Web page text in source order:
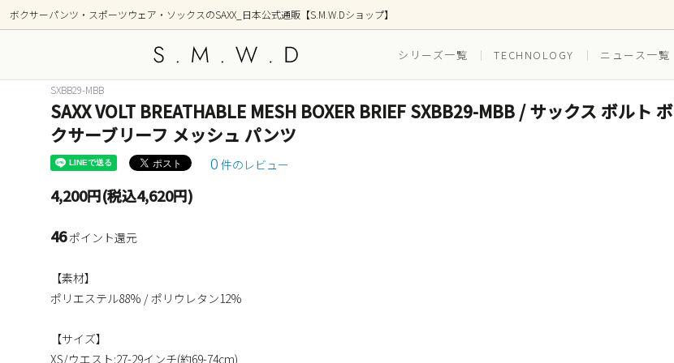
ボクサーパンツ・スポーツウェア・ソックスのSAXX_日本公式通販【S.M.W.Dショップ】
シリーズ一覧 TECHNOLOGY ニュース一覧
アンダーウェア ボトムス
新着商品 EVERYDAY(普段穿き)
OUTDOOR(アウトドア)
部屋着(ラウンジ / 寝間着）
ポーチ形状別
SXBB29-MBB
SAXX VOLT BREATHABLE MESH BOXER BRIEF SXBB29-MBB / サックス ボルト ボ
クサーブリーフ メッシュ パンツ
0 件のレビュー
4,200円(税込4,620円)
46ポイント還元
【素材】
ポリエステル88% / ポリウレタン12%
【サイズ】
XS/ウエスト:27-29インチ(約69-74cm)